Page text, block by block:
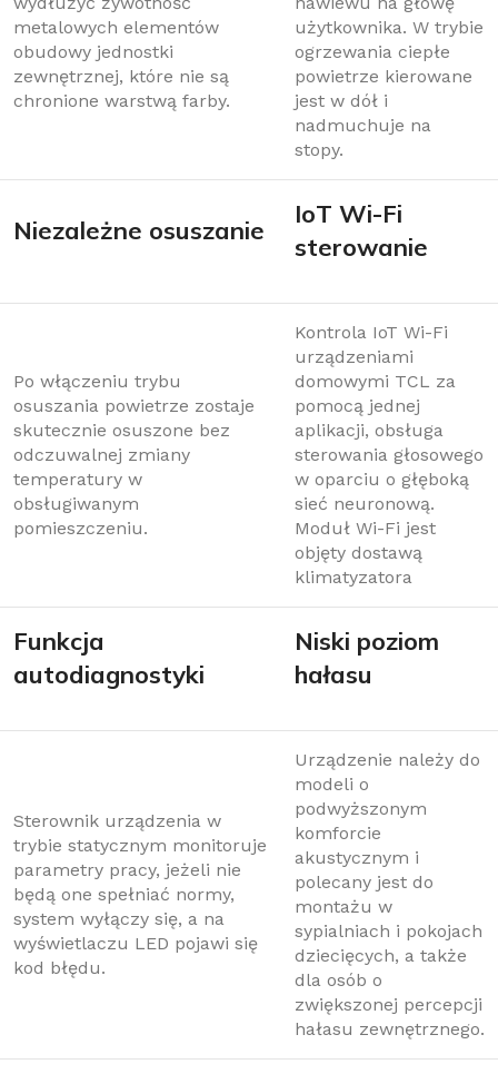
metalowych elementów
obudowy jednostki
zewnętrznej, które nie są
chronione warstwą farby.
użytkownika. W trybie
ogrzewania ciepłe
powietrze kierowane
jest w dół i
nadmuchuje na
stopy.
Niezależne osuszanie
IoT Wi-Fi
sterowanie
Po włączeniu trybu
osuszania powietrze zostaje
skutecznie osuszone bez
odczuwalnej zmiany
temperatury w
obsługiwanym
pomieszczeniu.
Kontrola IoT Wi-Fi
urządzeniami
domowymi TCL za
pomocą jednej
aplikacji, obsługa
sterowania głosowego
w oparciu o głęboką
sieć neuronową.
Moduł Wi-Fi jest
objęty dostawą
klimatyzatora
Funkcja
autodiagnostyki
Niski poziom
hałasu
Sterownik urządzenia w
trybie statycznym monitoruje
parametry pracy, jeżeli nie
będą one spełniać normy,
system wyłączy się, a na
wyświetlaczu LED pojawi się
kod błędu.
Urządzenie należy do
modeli o
podwyższonym
komforcie
akustycznym i
polecany jest do
montażu w
sypialniach i pokojach
dziecięcych, a także
dla osób o
zwiększonej percepcji
hałasu zewnętrznego.